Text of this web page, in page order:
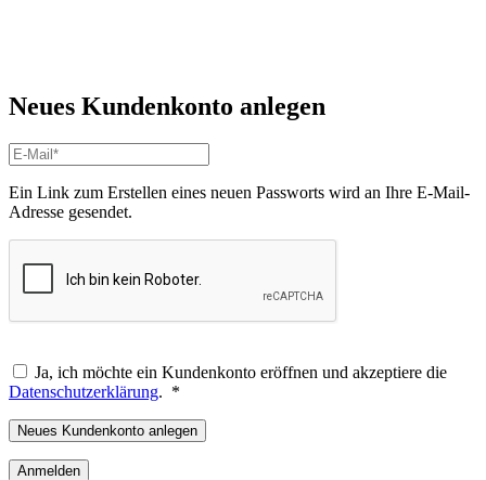
Neues Kundenkonto anlegen
Ein Link zum Erstellen eines neuen Passworts wird an Ihre E-Mail-
Adresse gesendet.
Ja, ich möchte ein Kundenkonto eröffnen und akzeptiere die
Datenschutzerklärung. *
Neues Kundenkonto anlegen
Anmelden